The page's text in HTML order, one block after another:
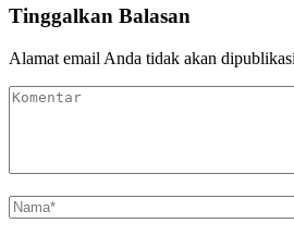
Tinggalkan Balasan
Alamat email Anda tidak akan